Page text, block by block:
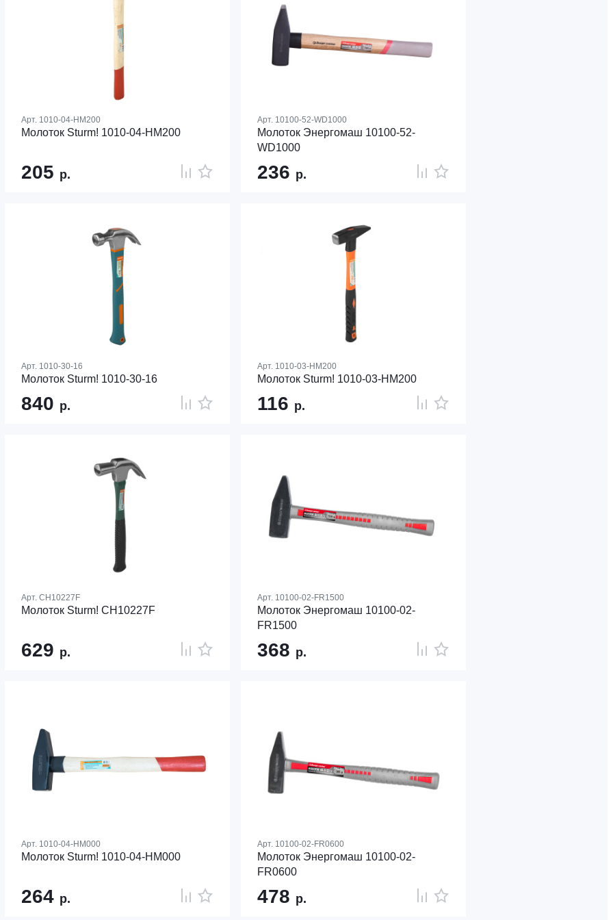
Арт. 1010-04-HM200
Молоток Sturm! 1010-04-HM200
205 р.
Арт. 10100-52-WD1000
Молоток Энергомаш 10100-52-
WD1000
236 р.
Арт. 1010-30-16
Молоток Sturm! 1010-30-16
840 р.
Арт. 1010-03-HM200
Молоток Sturm! 1010-03-HM200
116 р.
Арт. CH10227F
Молоток Sturm! CH10227F
629 р.
Арт. 10100-02-FR1500
Молоток Энергомаш 10100-02-
FR1500
368 р.
Арт. 1010-04-HM000
Молоток Sturm! 1010-04-HM000
264 р.
Арт. 10100-02-FR0600
Молоток Энергомаш 10100-02-
FR0600
478 р.